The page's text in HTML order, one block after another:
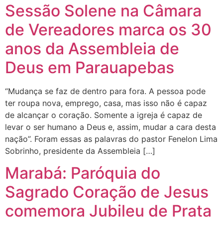
Sessão Solene na Câmara
de Vereadores marca os 30
anos da Assembleia de
Deus em Parauapebas
“Mudança se faz de dentro para fora. A pessoa pode
ter roupa nova, emprego, casa, mas isso não é capaz
de alcançar o coração. Somente a igreja é capaz de
levar o ser humano a Deus e, assim, mudar a cara desta
nação”. Foram essas as palavras do pastor Fenelon Lima
Sobrinho, presidente da Assembleia […]
Marabá: Paróquia do
Sagrado Coração de Jesus
comemora Jubileu de Prata